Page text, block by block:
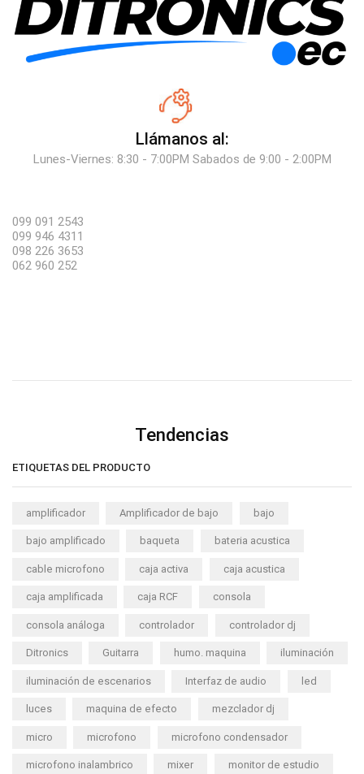
Llámanos al:
Lunes-Viernes: 8:30 - 7:00PM Sabados de 9:00 - 2:00PM
099 091 2543
099 946 4311
098 226 3653
062 960 252
Tendencias
ETIQUETAS DEL PRODUCTO
amplificador Amplificador de bajo bajo
bajo amplificado baqueta bateria acustica
cable microfono caja activa caja acustica
caja amplificada caja RCF consola
consola análoga controlador controlador dj
Ditronics Guitarra humo. maquina iluminación
iluminación de escenarios Interfaz de audio led
luces maquina de efecto mezclador dj
micro microfono microfono condensador
microfono inalambrico mixer monitor de estudio